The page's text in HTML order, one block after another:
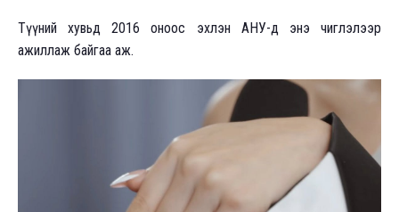
Түүний хувьд 2016 оноос эхлэн АНУ-д энэ чиглэлээр
ажиллаж байгаа аж.